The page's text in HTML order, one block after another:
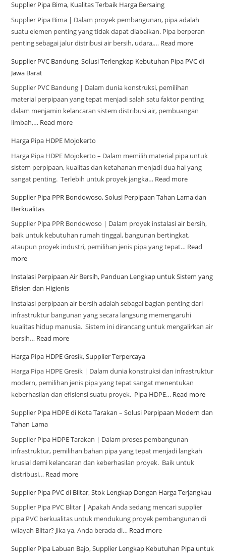
Supplier Pipa Bima, Kualitas Terbaik Harga Bersaing
Supplier Pipa Bima | Dalam proyek pembangunan, pipa adalah
suatu elemen penting yang tidak dapat diabaikan. Pipa berperan
penting sebagai jalur distribusi air bersih, udara,… Read more
Supplier PVC Bandung, Solusi Terlengkap Kebutuhan Pipa PVC di
Jawa Barat
Supplier PVC Bandung | Dalam dunia konstruksi, pemilihan
material perpipaan yang tepat menjadi salah satu faktor penting
dalam menjamin kelancaran sistem distribusi air, pembuangan
limbah,… Read more
Harga Pipa HDPE Mojokerto
Harga Pipa HDPE Mojokerto – Dalam memilih material pipa untuk
sistem perpipaan, kualitas dan ketahanan menjadi dua hal yang
sangat penting. Terlebih untuk proyek jangka… Read more
Supplier Pipa PPR Bondowoso, Solusi Perpipaan Tahan Lama dan
Berkualitas
Supplier Pipa PPR Bondowoso | Dalam proyek instalasi air bersih,
baik untuk kebutuhan rumah tinggal, bangunan bertingkat,
ataupun proyek industri, pemilihan jenis pipa yang tepat… Read
more
Instalasi Perpipaan Air Bersih, Panduan Lengkap untuk Sistem yang
Efisien dan Higienis
Instalasi perpipaan air bersih adalah sebagai bagian penting dari
infrastruktur bangunan yang secara langsung memengaruhi
kualitas hidup manusia. Sistem ini dirancang untuk mengalirkan air
bersih… Read more
Harga Pipa HDPE Gresik, Supplier Terpercaya
Harga Pipa HDPE Gresik | Dalam dunia konstruksi dan infrastruktur
modern, pemilihan jenis pipa yang tepat sangat menentukan
keberhasilan dan efisiensi suatu proyek. Pipa HDPE… Read more
Supplier Pipa HDPE di Kota Tarakan – Solusi Perpipaan Modern dan
Tahan Lama
Supplier Pipa HDPE Tarakan | Dalam proses pembangunan
infrastruktur, pemilihan bahan pipa yang tepat menjadi langkah
krusial demi kelancaran dan keberhasilan proyek. Baik untuk
distribusi… Read more
Supplier Pipa PVC di Blitar, Stok Lengkap Dengan Harga Terjangkau
Supplier Pipa PVC Blitar | Apakah Anda sedang mencari supplier
pipa PVC berkualitas untuk mendukung proyek pembangunan di
wilayah Blitar? Jika ya, Anda berada di… Read more
Supplier Pipa Labuan Bajo, Supplier Lengkap Kebutuhan Pipa untuk